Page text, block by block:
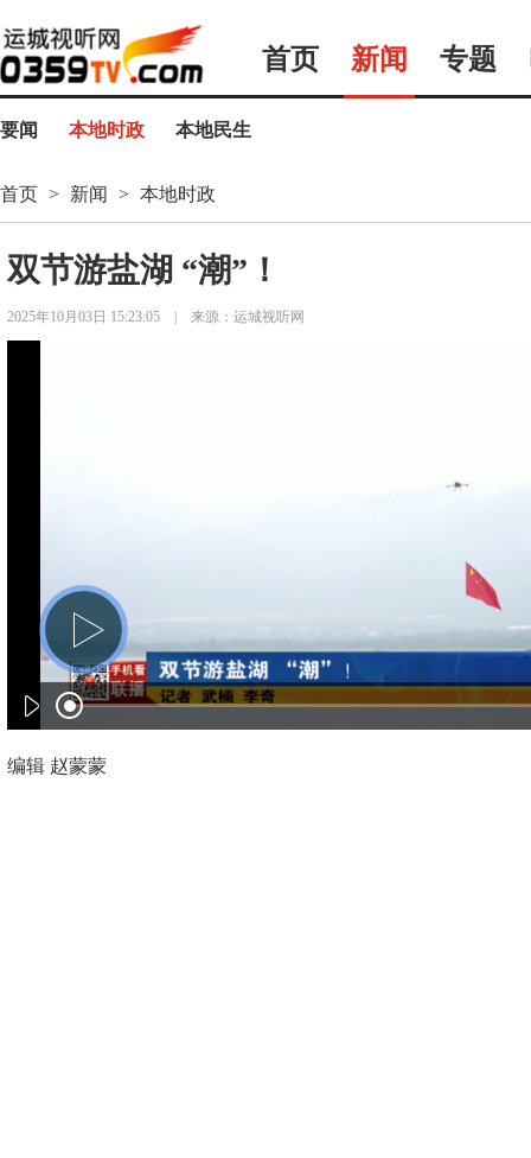
首页 新闻 专题
要闻 本地时政 本地民生
首页 > 新闻 > 本地时政
双节游盐湖 “潮”！
2025年10月03日 15:23:05 来源：运城视听网
编辑 赵蒙蒙